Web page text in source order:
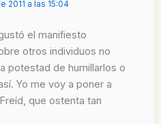
2011 a las 15:04
el manifiesto
otros individuos no
potestad de humillarlos o
Yo me voy a poner a
que ostenta tan